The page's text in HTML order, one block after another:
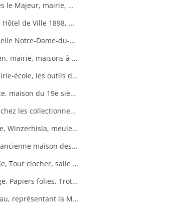
Michelbach-le-Haut, église St-Jacques le Majeur, mairie, maison 1832, fontaine, fête du pain
Helfrantzkirch, église St-Barthélémy, Hôtel de Ville 1898, maison alsacienne
Heimsbrunn, église St-Amarin, Chapelle Notre-Dame-du-Chêne, Maison Ste-Anne, mairie
Obermorschwiller, église St-Sébastien, mairie, maisons à colombages
Kappelen, Chapelle St-Wolfgang, mairie-école, les outils d'antan, chez le collectionneur de tracteurs
Steinbrunn-le-Haut, église St-Maurice, maison du 19e siècle, vue générale
Buethwiller, église St-Etienne, croix, chez les collectionneurs
Brinckheim, église St-Léonard, mairie, Winzerhisla, meule 1597, moulin
Landser, église, mairie, Stockbruna, ancienne maison des sœurs, Monastère St-Alphonse
Dietwiller, église Saint-Nicolas, mairie, Tour clocher, salle des fêtes
Sternenberg, mairie, centre du village, Papiers folies, Trotta Hisla
Souvenir du Mont des Olives - Tableau, représentant la Mort, à l'entrée du dortoir peint par Père M. Joseph (Baron de Géramb, général autrichien, mort en 1848 comme procurateur des Trappistes).